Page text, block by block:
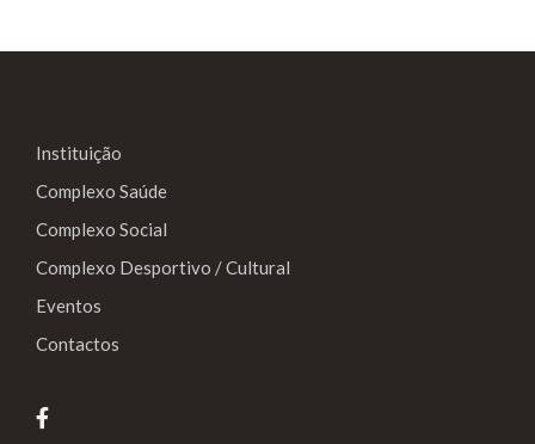
Instituição
Complexo Saúde
Complexo Social
Complexo Desportivo / Cultural
Eventos
Contactos